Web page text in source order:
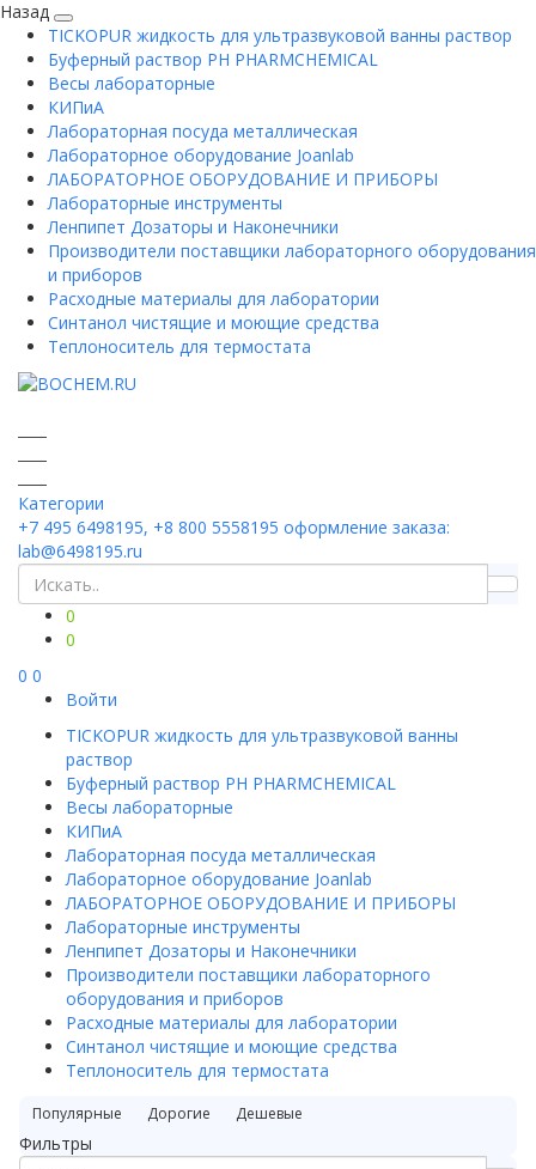
Назад
TICKOPUR жидкость для ультразвуковой ванны раствор
Буферный раствор PH PHARMCHEMICAL
Весы лабораторные
КИПиА
Лабораторная посуда металлическая
Лабораторное оборудование Joanlab
ЛАБОРАТОРНОЕ ОБОРУДОВАНИЕ И ПРИБОРЫ
Лабораторные инструменты
Ленпипет Дозаторы и Наконечники
Производители поставщики лабораторного оборудования
и приборов
Расходные материалы для лаборатории
Синтанол чистящие и моющие средства
Теплоноситель для термостата
Категории
+7 495 6498195, +8 800 5558195 оформление заказа:
lab@6498195.ru
0
0
0 0
Войти
TICKOPUR жидкость для ультразвуковой ванны
раствор
Буферный раствор PH PHARMCHEMICAL
Весы лабораторные
КИПиА
Лабораторная посуда металлическая
Лабораторное оборудование Joanlab
ЛАБОРАТОРНОЕ ОБОРУДОВАНИЕ И ПРИБОРЫ
Лабораторные инструменты
Ленпипет Дозаторы и Наконечники
Производители поставщики лабораторного
оборудования и приборов
Расходные материалы для лаборатории
Синтанол чистящие и моющие средства
Теплоноситель для термостата
Популярные Дорогие Дешевые
Фильтры